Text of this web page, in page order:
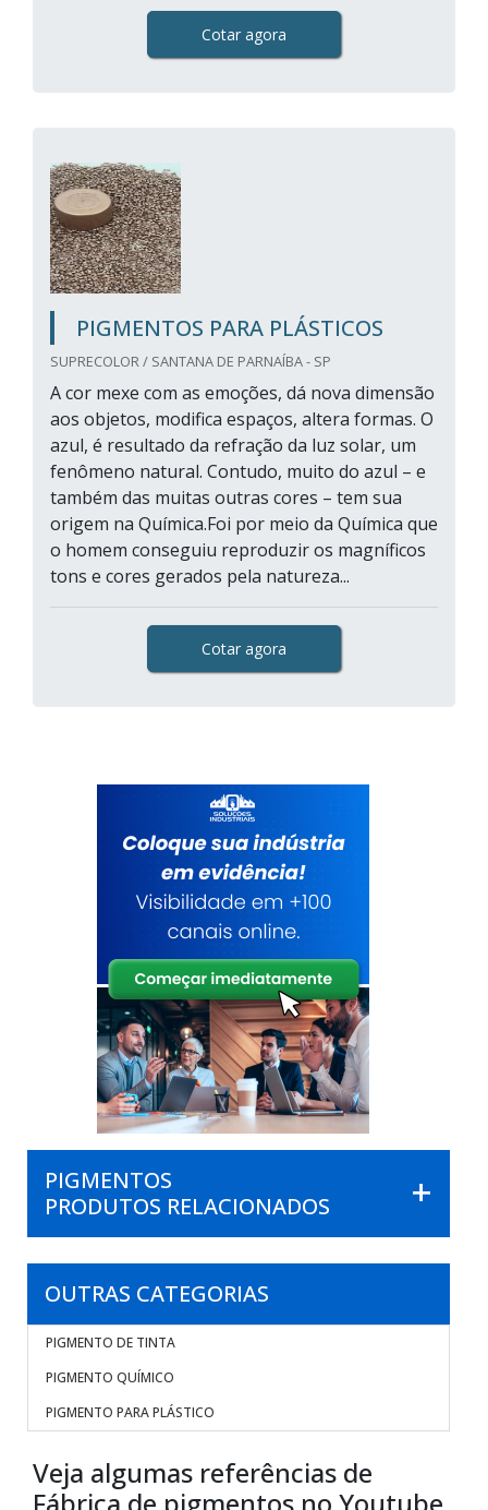
Cotar agora
PIGMENTOS PARA PLÁSTICOS
SUPRECOLOR / SANTANA DE PARNAÍBA - SP
A cor mexe com as emoções, dá nova dimensão
aos objetos, modifica espaços, altera formas. O
azul, é resultado da refração da luz solar, um
fenômeno natural. Contudo, muito do azul – e
também das muitas outras cores – tem sua
origem na Química.Foi por meio da Química que
o homem conseguiu reproduzir os magníficos
tons e cores gerados pela natureza...
Cotar agora
PIGMENTOS
PRODUTOS RELACIONADOS
OUTRAS CATEGORIAS
PIGMENTO DE TINTA
PIGMENTO QUÍMICO
PIGMENTO PARA PLÁSTICO
Veja algumas referências de